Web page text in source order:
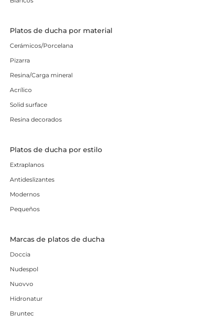
Platos de ducha por material
Cerámicos/Porcelana
Pizarra
Resina/Carga mineral
Acrílico
Solid surface
Resina decorados
Platos de ducha por estilo
Extraplanos
Antideslizantes
Modernos
Pequeños
Marcas de platos de ducha
Doccia
Nudespol
Nuovvo
Hidronatur
Bruntec